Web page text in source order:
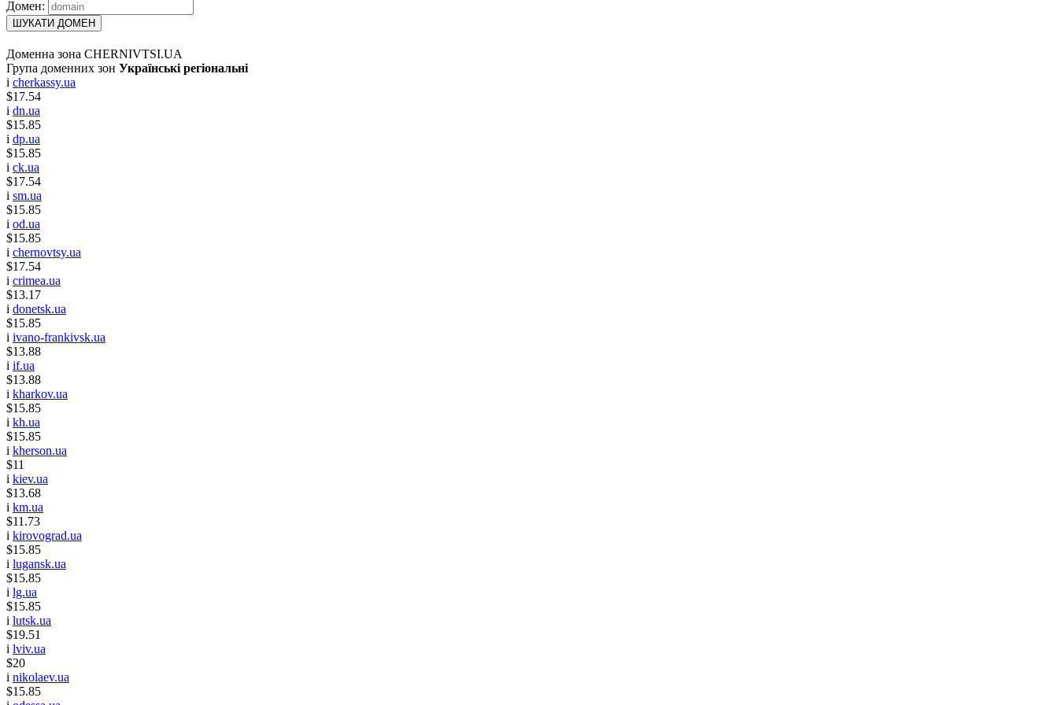
Домен:
ШУКАТИ ДОМЕН
Доменна зона CHERNIVTSI.UA
Група доменних зон Українські регіональні
i cherkassy.ua
$17.54
i dn.ua
$15.85
i dp.ua
$15.85
i ck.ua
$17.54
i sm.ua
$15.85
i od.ua
$15.85
i chernovtsy.ua
$17.54
i crimea.ua
$13.17
i donetsk.ua
$15.85
i ivano-frankivsk.ua
$13.88
i if.ua
$13.88
i kharkov.ua
$15.85
i kh.ua
$15.85
i kherson.ua
$11
i kiev.ua
$13.68
i km.ua
$11.73
i kirovograd.ua
$15.85
i lugansk.ua
$15.85
i lg.ua
$15.85
i lutsk.ua
$19.51
i lviv.ua
$20
i nikolaev.ua
$15.85